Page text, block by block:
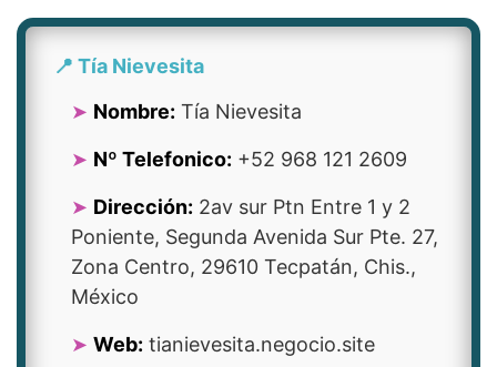
📍 Tía Nievesita
Nombre: Tía Nievesita
Nº Telefonico: +52 968 121 2609
Dirección: 2av sur Ptn Entre 1 y 2
Poniente, Segunda Avenida Sur Pte. 27,
Zona Centro, 29610 Tecpatán, Chis.,
México
Web: tianievesita.negocio.site